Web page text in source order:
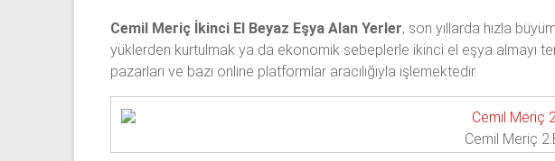
Cemil Meriç İkinci El Beyaz Eşya Alan Yerler, son yıllarda hızla
yüklerden kurtulmak ya da ekonomik sebeplerle ikinci el eşya almayı
pazarları ve bazı online platformlar aracılığıyla işlemektedir.
Cemil Meriç